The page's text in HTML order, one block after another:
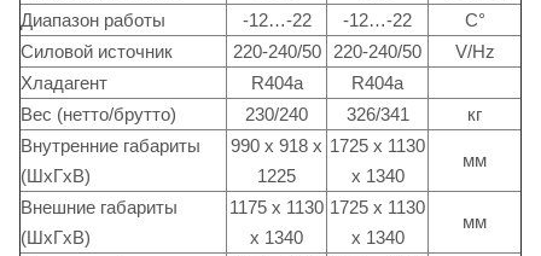
Диапазон работы
-12…-22 -12…-22
С°
Силовой источник
220-240/50 220-240/50
V/Hz
Хладагент
R404a
R404a
Вес (нетто/брутто)
230/240 326/341
кг
Внутренние габариты
(ШxГxВ)
990 x 918 x
1225
1725 x 1130
x 1340
мм
Внешние габариты
(ШxГxВ)
1175 x 1130
x 1340
1725 x 1130
x 1340
мм